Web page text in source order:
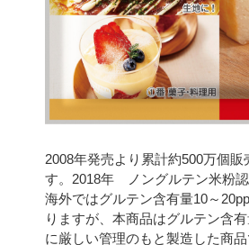
2008年発売より累計約500万個
す。2018年 ノングルテン米粉認
海外ではグルテン含有量10～
りますが、本商品はグルテン含
に厳しい管理のもと製造した商品